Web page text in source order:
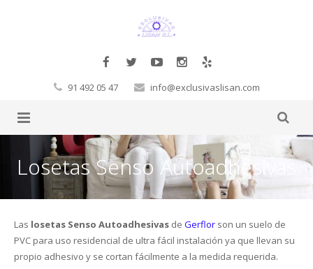
91 492 05 47 info@exclusivaslisan.com
Productos
Complementos
Cornisas
Pegamentos
Tarimas
Flotante
Exclusivos
Glamora
Losetas Senso Autoadhesivas
Las losetas Senso Autoadhesivas de Gerflor son un suelo de
PVC para uso residencial de ultra fácil instalación ya que llevan su
propio adhesivo y se cortan fácilmente a la medida requerida.